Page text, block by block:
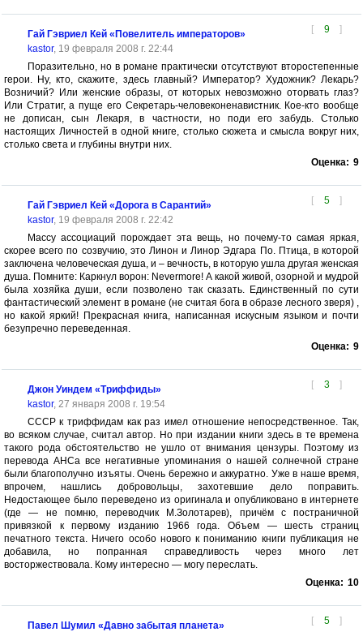
[ 9 ]
Гай Гэвриел Кей «Повелитель императоров»
kastor, 19 февраля 2008 г. 22:44
Поразительно, но в романе практически отсутствуют второстепенные
герои. Ну, кто, скажите, здесь главный? Император? Художник? Лекарь?
Возничий? Или женские образы, от которых невозможно оторвать глаз?
Или Стратиг, а пуще его Секретарь-человеконенавистник. Кое-кто вообще
не дописан, сын Лекаря, в частности, но поди его забудь. Столько
настоящих Личностей в одной книге, столько сюжета и смысла вокруг них,
столько света и глубины внутри них.
Оценка: 9
[ 5 ]
Гай Гэвриел Кей «Дорога в Сарантий»
kastor, 19 февраля 2008 г. 22:42
Массу ассоциаций порождает эта вещь, но почему-то самая яркая,
скорее всего по созвучию, это Линон и Линор Эдгара По. Птица, в которой
заключена человеческая душа, и – вечность, в которую ушла другая женская
душа. Помните: Каркнул ворон: Nevermore! А какой живой, озорной и мудрой
была хозяйка души, если позволено так сказать. Единственный по сути
фантастический элемент в романе (не считая бога в образе лесного зверя) ,
но какой яркий! Прекрасная книга, написанная искусным языком и почти
безупречно переведенная.
Оценка: 9
[ 3 ]
Джон Уиндем «Триффиды»
kastor, 27 января 2008 г. 19:54
СССР к триффидам как раз имел отношение непосредственное. Так,
во всяком случае, считал автор. Но при издании книги здесь в те времена
такого рода обстоятельство не ушло от внимания цензуры. Поэтому из
перевода АНСа все негативные упоминания о нашей солнечной стране
были благополучно изъяты. Очень бережно и аккуратно. Уже в наше время,
впрочем, нашлись добровольцы, захотевшие дело поправить.
Недостающее было переведено из оригинала и опубликовано в интернете
(где — не помню, переводчик М.Золотарев), причём с постраничной
привязкой к первому изданию 1966 года. Объем — шесть страниц
печатного текста. Ничего особо нового к пониманию книги публикация не
добавила, но попранная справедливость через много лет
восторжествовала. Кому интересно — могу переслать.
Оценка: 10
[ 5 ]
Павел Шумил «Давно забытая планета»